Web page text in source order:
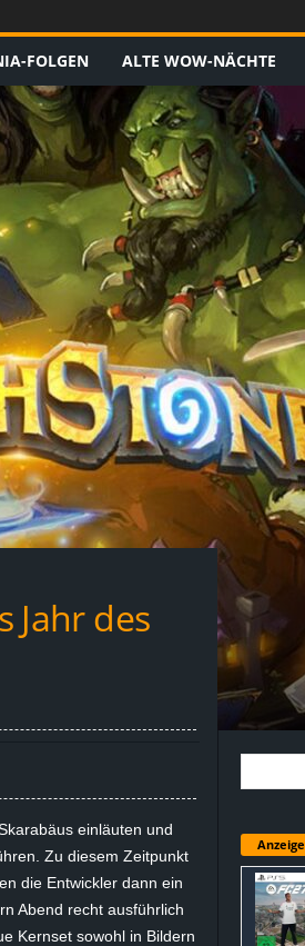
FOLGEN ALTE WOW-NÄCHTE
Jahr des
einläuten und
Zu diesem Zeitpunkt
die Entwickler dann ein
Abend recht ausführlich
Kernset sowohl in Bildern
Anzeige